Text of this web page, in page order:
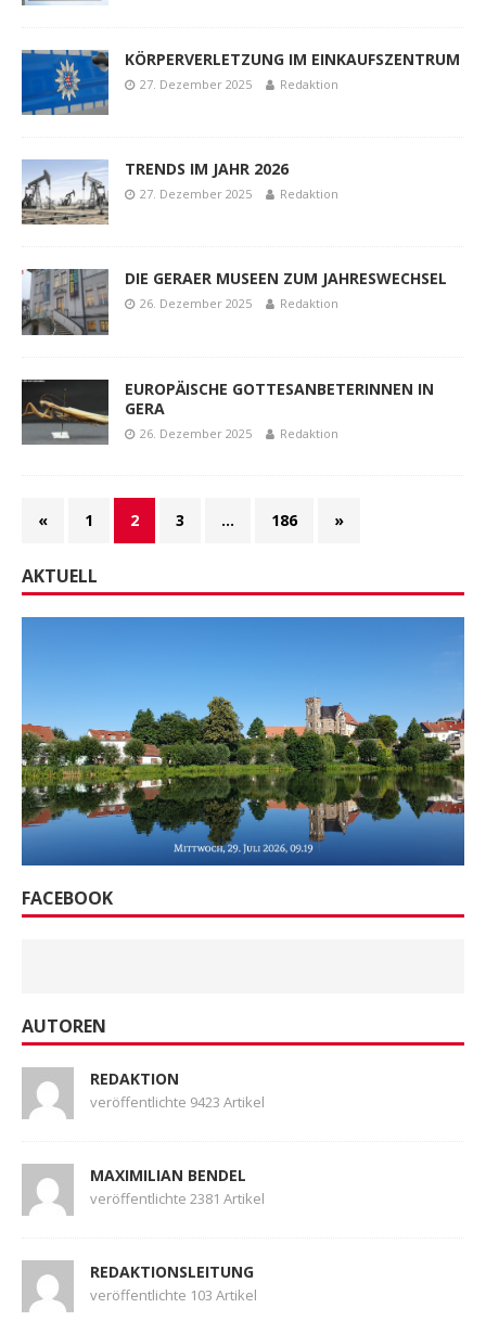
KÖRPERVERLETZUNG IM EINKAUFSZENTRUM
27. Dezember 2025 Redaktion
TRENDS IM JAHR 2026
27. Dezember 2025 Redaktion
DIE GERAER MUSEEN ZUM JAHRESWECHSEL
26. Dezember 2025 Redaktion
EUROPÄISCHE GOTTESANBETERINNEN IN
GERA
26. Dezember 2025 Redaktion
« 1 2 3 … 186 »
AKTUELL
FACEBOOK
AUTOREN
REDAKTION
veröffentlichte 9423 Artikel
MAXIMILIAN BENDEL
veröffentlichte 2381 Artikel
REDAKTIONSLEITUNG
veröffentlichte 103 Artikel